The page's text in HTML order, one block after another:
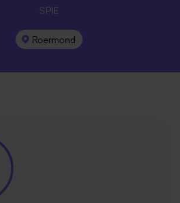
SPIE
Roermond